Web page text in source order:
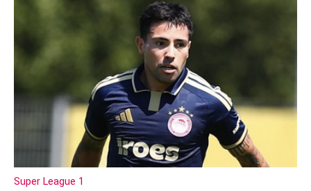
Ποδόσφαιρο - Εθνικές Ομάδες
FIFA: Η «συγγνώμη» προς τις 211
ομοσπονδίες και η στήριξη σε Ινφαντίνο
Παρασκήνιο
Όταν ο Στραβίνσκι διασκέδαζε με τη
μουσική του Τσάρλι Πάρκερ
Super League 1